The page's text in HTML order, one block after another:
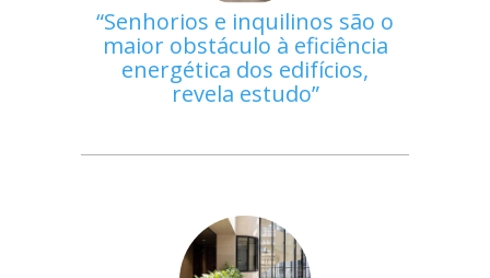
Senhorios e inquilinos são o
maior obstáculo à eficiência
energética dos edifícios,
revela estudo